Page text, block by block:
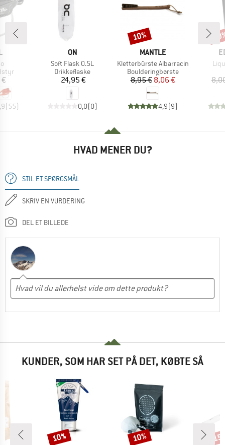
(55)
MÆRKE
ON
Artikel
Soft Flask 0.5L
Produktgruppe
Drikkeflaske
Pris
24,95 €
0,0(0)
MÆRKE
MANTLE
Artikel
Kletterbürste Albarracin
Produktgruppe
Boulderingbørste
Pris
8,95 €Nedsat pris
8,06 €
4,9(9)
Rabat
10%
HVAD MENER DU?
STIL ET SPØRGSMÅL
SKRIV EN VURDERING
DEL ET BILLEDE
KUNDER, SOM HAR SET PÅ DET, KØBTE SÅ
Rabat
10% Rabat
10%